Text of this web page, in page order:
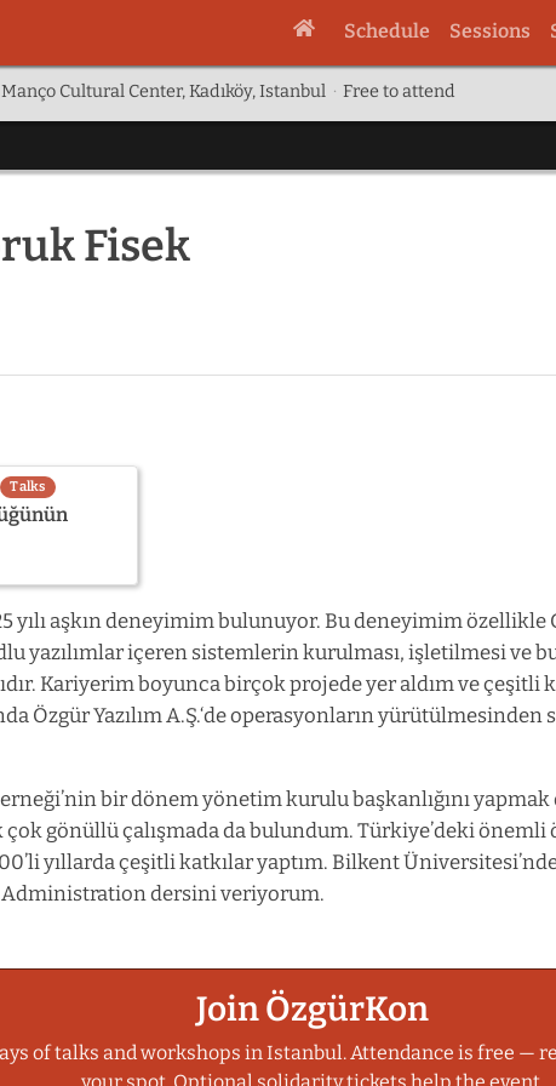
Schedule Sessions
Manço Cultural Center, Kadıköy, Istanbul · Free to attend
Fisek
Talks
yılı aşkın deneyimim bulunuyor. Bu deneyimim özellikle
yazılımlar içeren sistemlerin kurulması, işletilmesi ve
Kariyerim boyunca birçok projede yer aldım ve çeşitli
Özgür Yazılım A.Ş.‘de operasyonların
bir dönem yönetim kurulu başkanlığını
çok gönüllü çalışmada da bulundum. Türkiye’deki önemli
yıllarda çeşitli katkılar yaptım. Bilkent
Administration dersini veriyorum.
Join ÖzgürKon
of talks and workshops in Istanbul. Attendance is free —